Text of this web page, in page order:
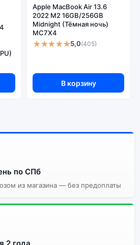
Apple MacBook Air 13.6
2022 M2 16GB/256GB
Midnight (Тёмная ночь)
MC7X4
★★★★★5,0(405)
В корзину
по СПб
из магазина — без предоплаты